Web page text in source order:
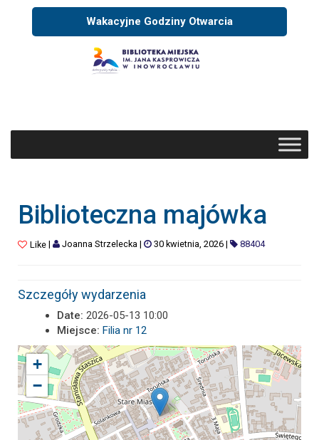
Wakacyjne Godziny Otwarcia
Biblioteczna majówka
Like| Joanna Strzelecka | 30 kwietnia, 2026| 88404
Szczegóły wydarzenia
Date: 2026-05-13 10:00
Miejsce: Filia nr 12
+
−